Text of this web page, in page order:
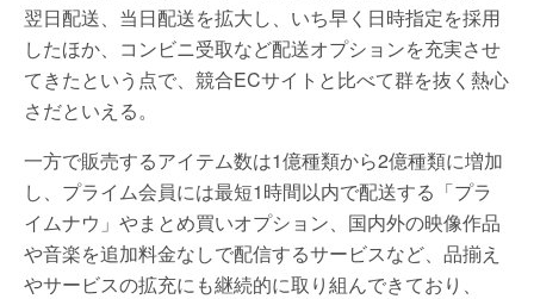
翌日配送、当日配送を拡大し、いち早く日時指定を採用
したほか、コンビニ受取など配送オプションを充実させ
てきたという点で、競合ECサイトと比べて群を抜く熱心
さだといえる。
一方で販売するアイテム数は1億種類から2億種類に増加
し、プライム会員には最短1時間以内で配送する「プラ
イムナウ」やまとめ買いオプション、国内外の映像作品
や音楽を追加料金なしで配信するサービスなど、品揃え
やサービスの拡充にも継続的に取り組んできており、